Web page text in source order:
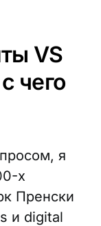
VS
чего
я
х
Пренски
и digital